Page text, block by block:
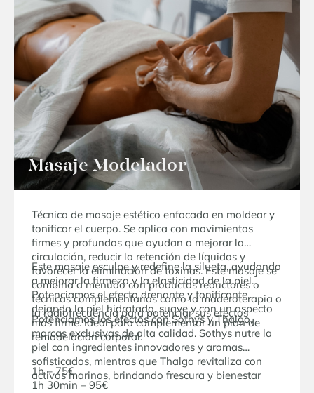
Masaje Modelador
Técnica de masaje estético enfocada en moldear y
tonificar el cuerpo. Se aplica con movimientos
firmes y profundos que ayudan a mejorar la
circulación, reducir la retención de líquidos y
favorecer la eliminación de toxinas. Este masaje se
combina a menudo con productos reductores o
técnicas complementarias como la maderoterapia o
la radiofrecuencia para potenciar sus efectos
Este masaje esculpe y redefine la silueta, ayudando
a mejorar la firmeza y la elasticidad de la piel.
Potenciamos el efecto drenante y tonificante,
dejando la piel hidratada, suave y con un aspecto
más firme. Ideal para complementar un plan de
remodelación corporal.
Potenciamos los efectos con Sothys y Thalgo,
marcas exclusivas de alta calidad. Sothys nutre la
piel con ingredientes innovadores y aromas
sofisticados, mientras que Thalgo revitaliza con
activos marinos, brindando frescura y bienestar
1h – 75€
1h 30min – 95€